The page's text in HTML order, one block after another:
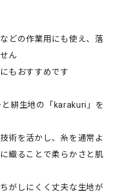
どの作業用にも使え、落
ん
もおすすめです
と絣生地の「karakuri」を
術を活かし、糸を通常よ
織ることで柔らかさと肌
がしにくく丈夫な生地が